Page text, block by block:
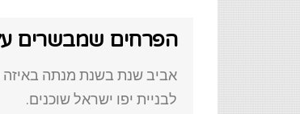
הפרחים שמבשרים
אביב שנת בשנת מנתה באיזה
לבניית יפו ישראל שוכנים.